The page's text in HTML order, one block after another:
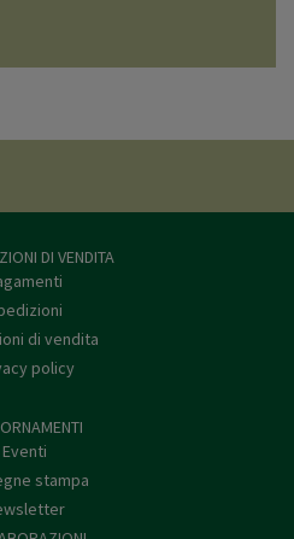
DI VENDITA
di vendita
policy
Eventi
stampa